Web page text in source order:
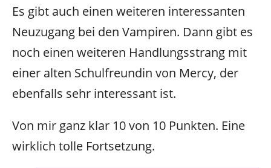
Es gibt auch einen weiteren interessanten
Neuzugang bei den Vampiren. Dann gibt es
noch einen weiteren Handlungsstrang mit
einer alten Schulfreundin von Mercy, der
ebenfalls sehr interessant ist.
Von mir ganz klar 10 von 10 Punkten. Eine
wirklich tolle Fortsetzung.